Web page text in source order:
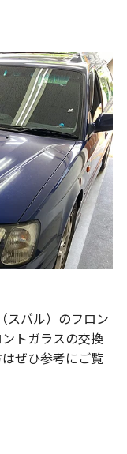
スバル）のフロン
トガラスの交換
ぜひ参考にご覧